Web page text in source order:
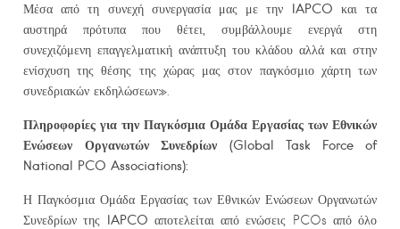
Μέσα από τη συνεχή συνεργασία μας με την IAPCO και τα
αυστηρά πρότυπα που θέτει, συμβάλλουμε ενεργά στη
συνεχιζόμενη επαγγελματική ανάπτυξη του κλάδου αλλά και στην
ενίσχυση της θέσης της χώρας μας στον παγκόσμιο χάρτη των
συνεδριακών εκδηλώσεων».
Πληροφορίες για την Παγκόσμια Ομάδα Εργασίας των Εθνικών
Ενώσεων Οργανωτών Συνεδρίων (Global Task Force of
National PCO Associations):
Η Παγκόσμια Ομάδα Εργασίας των Εθνικών Ενώσεων Οργανωτών
Συνεδρίων της IAPCO αποτελείται από ενώσεις PCOs από όλο